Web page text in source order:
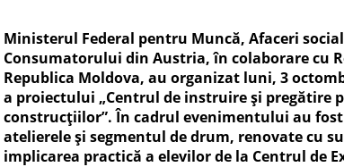
Ministerul Federal pentru Muncă, Afaceri
Consumatorului din Austria, în colaborare cu
Republica Moldova, au organizat luni, 3
a proiectului „Centrul de instruire şi pregătire
construcţiilor”. În cadrul evenimentului au
atelierele şi segmentul de drum, renovate cu
implicarea practică a elevilor de la Centrul de